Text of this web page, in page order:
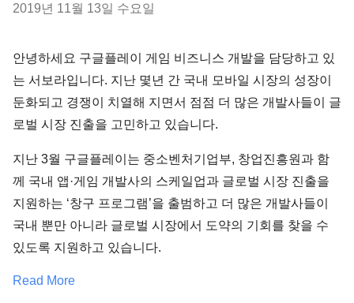
2019년 11월 13일 수요일
안녕하세요 구글플레이 게임 비즈니스 개발을 담당하고 있
는 서보라입니다. 지난 몇년 간 국내 모바일 시장의 성장이
둔화되고 경쟁이 치열해 지면서 점점 더 많은 개발사들이 글
로벌 시장 진출을 고민하고 있습니다.
지난 3월 구글플레이는 중소벤처기업부, 창업진흥원과 함
께 국내 앱·게임 개발사의 스케일업과 글로벌 시장 진출을
지원하는 ‘창구 프로그램’을 출범하고 더 많은 개발사들이
국내 뿐만 아니라 글로벌 시장에서 도약의 기회를 찾을 수
있도록 지원하고 있습니다.
Read More